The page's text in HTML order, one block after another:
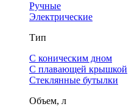
Ручные
Электрические
Тип
С коническим дном
С плавающей крышкой
Стеклянные бутылки
Объем, л